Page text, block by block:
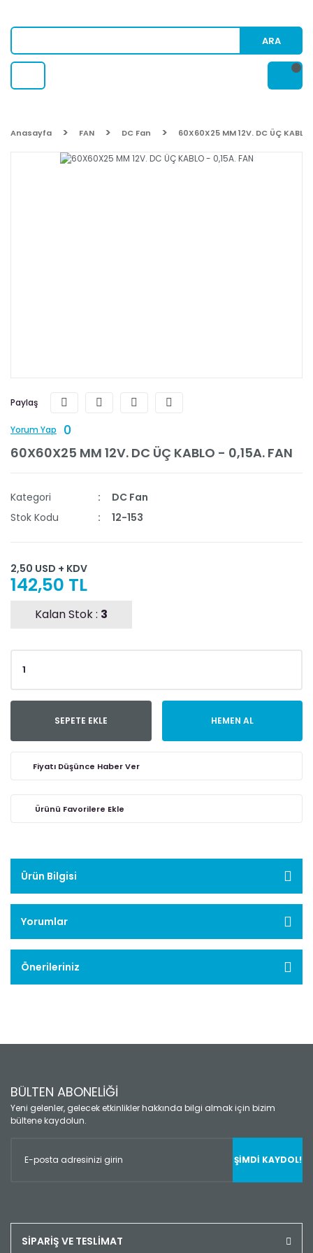
ARA
Anasayfa FAN DC Fan 60X60X25 MM 12V. DC ÜÇ KABLO
Paylaş
Yorum Yap
0
60X60X25 MM 12V. DC ÜÇ KABLO - 0,15A. FAN
Kategori
DC Fan
Stok Kodu
12-153
2,50 USD + KDV
142,50 TL
Kalan Stok : 3
SEPETE EKLE HEMEN AL
Fiyatı Düşünce Haber Ver
Ürün Bilgisi
Yorumlar
Önerileriniz
BÜLTEN ABONELİĞİ
Yeni gelenler, gelecek etkinlikler hakkında bilgi almak için bizim
bültene kaydolun.
ŞİMDİ KAYDOL!
SİPARİŞ VE TESLİMAT